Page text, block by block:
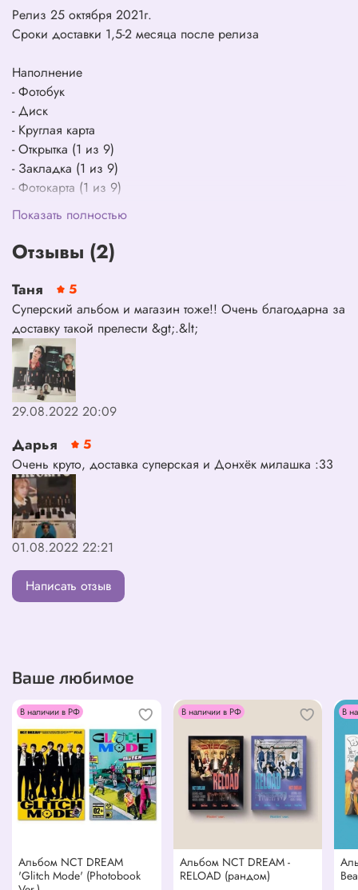
Релиз 25 октября 2021г.
Сроки доставки 1,5-2 месяца после релиза
Наполнение
- Фотобук
- Диск
- Круглая карта
- Открытка (1 из 9)
- Закладка (1 из 9)
- Фотокарта (1 из 9)
Показать полностью
Отзывы (2)
Таня
5
Суперский альбом и магазин тоже!! Очень благодарна за
доставку такой прелести &gt;.&lt;
29.08.2022 20:09
Дарья
5
Очень круто, доставка суперская и Донхёк милашка :33
01.08.2022 22:21
Написать отзыв
Ваше любимое
В наличии в РФ
Альбом NCT DREAM
'Glitch Mode' (Photobook
В наличии в РФ
Альбом NCT DREAM -
RELOAD (рандом)
В